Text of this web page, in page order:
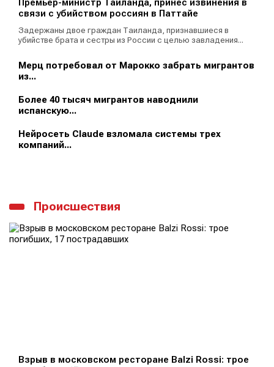
Премьер-министр Таиланда, принёс извинения в
связи с убийством россиян в Паттайе
Задержаны двое граждан Таиланда, признавшиеся в
убийстве брата и сестры из России с целью завладения...
Мерц потребовал от Марокко забрать мигрантов
из...
Более 40 тысяч мигрантов наводнили
испанскую...
Нейросеть Claude взломала системы трех
компаний...
Происшествия
Взрыв в московском ресторане Balzi Rossi: трое